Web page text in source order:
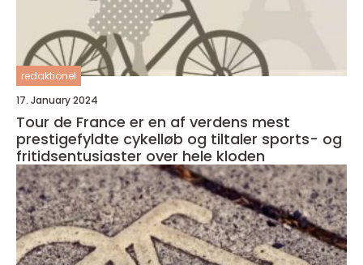
redaktionel
17. January 2024
Tour de France er en af verdens mest
prestigefyldte cykelløb og tiltaler sports- og
fritidsentusiaster over hele kloden